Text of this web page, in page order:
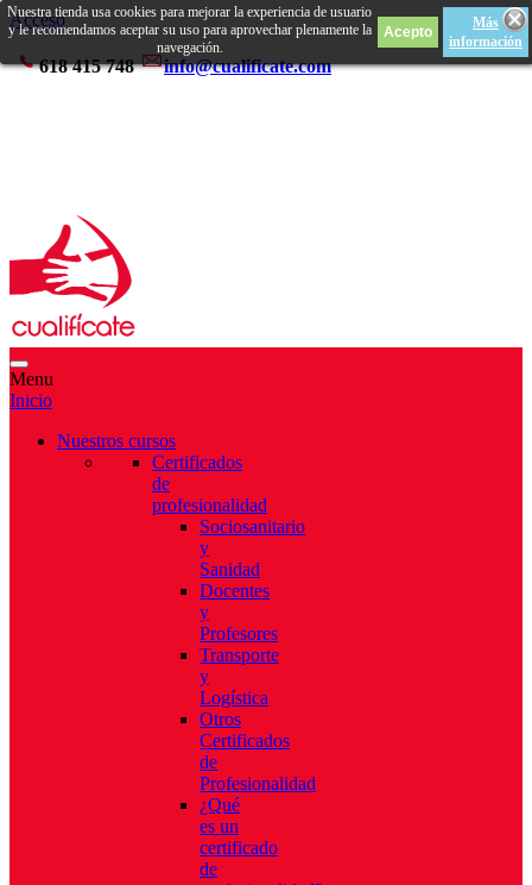
Acceso
618 415 748 info@cualificate.com
Nuestra tienda usa cookies para mejorar la experiencia de usuario
y le recomendamos aceptar su uso para aprovechar plenamente la
navegación.
Más
información
Menu
Inicio
Nuestros cursos
Certificados
de
profesionalidad
Sociosanitario
y
Sanidad
Docentes
y
Profesores
Transporte
y
Logística
Otros
Certificados
de
Profesionalidad
¿Qué
es un
certificado
de